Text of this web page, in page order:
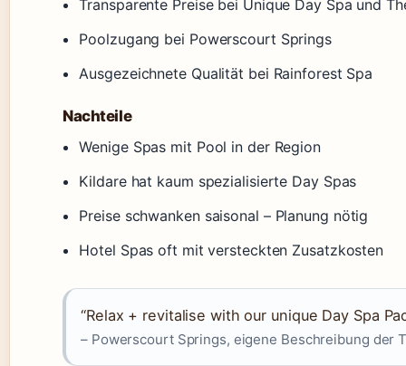
Transparente Preise bei Unique Day Spa und
Poolzugang bei Powerscourt Springs
Ausgezeichnete Qualität bei Rainforest Spa
Nachteile
Wenige Spas mit Pool in der Region
Kildare hat kaum spezialisierte Day Spas
Preise schwanken saisonal – Planung nötig
Hotel Spas oft mit versteckten Zusatzkosten
“Relax + revitalise with our unique Day Spa
– Powerscourt Springs, eigene Beschreibung der